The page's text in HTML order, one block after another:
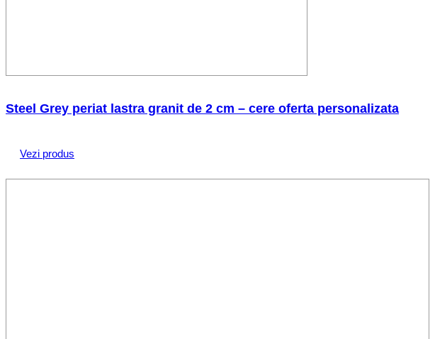
Steel Grey periat lastra granit de 2 cm – cere oferta personalizata
Vezi produs